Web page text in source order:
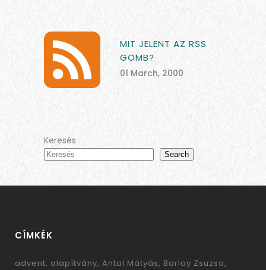
MIT JELENT AZ RSS
GOMB?
01 March, 2000
Keresés
Search
CÍMKÉK
advent alapítvány Antal Mátyás Barlay Zsuzsa